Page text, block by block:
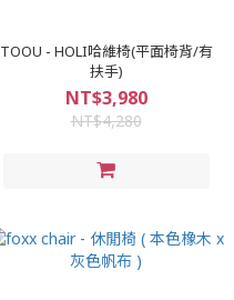
TOOU - HOLI哈維椅(平面椅背/有
扶手)
NT$3,980
NT$4,280